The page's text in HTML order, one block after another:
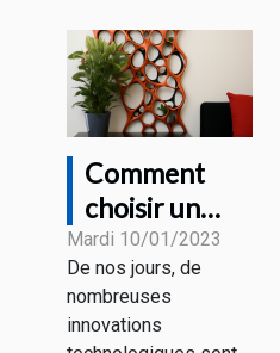
Comment
choisir un
support
tablette
design ?
Mardi 10/01/2023
De nos jours, de
nombreuses
innovations